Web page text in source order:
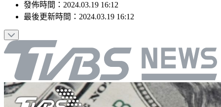
作者：台灣銀行家
發佈時間：2024.03.19 16:12